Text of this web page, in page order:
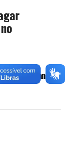
seja legal andar